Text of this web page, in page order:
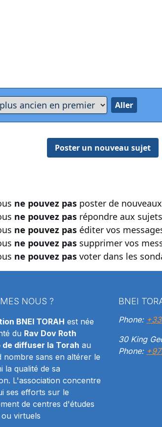
Poster un nouveau sujet
ne pouvez pas poster de
ne pouvez pas répondre aux
ne pouvez pas éditer vos
ne pouvez pas supprimer vos
ne pouvez pas voter dans les
NOUS ?
BNEI TORAH est née
du Rav Dov Roth
de diffuser la Torah au
nombre sans en altérer le
la qualité de sa
L'association concentre
ses efforts sur le
de centres d'études
virtuels
BNEI
Phone:
30 King
Phone: